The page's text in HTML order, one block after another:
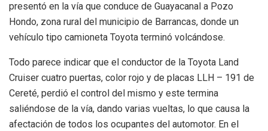
presentó en la vía que conduce de Guayacanal a Pozo
Hondo, zona rural del municipio de Barrancas, donde un
vehículo tipo camioneta Toyota terminó volcándose.
Todo parece indicar que el conductor de la Toyota Land
Cruiser cuatro puertas, color rojo y de placas LLH – 191 de
Cereté, perdió el control del mismo y este termina
saliéndose de la vía, dando varias vueltas, lo que causa la
afectación de todos los ocupantes del automotor. En el